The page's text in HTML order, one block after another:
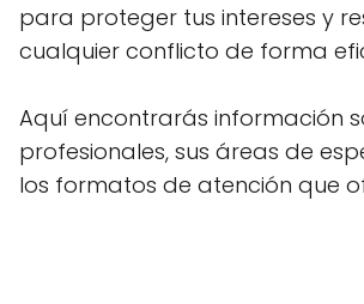
para proteger tus intereses y
cualquier conflicto de forma
Aquí encontrarás información
profesionales, sus áreas de
los formatos de atención que